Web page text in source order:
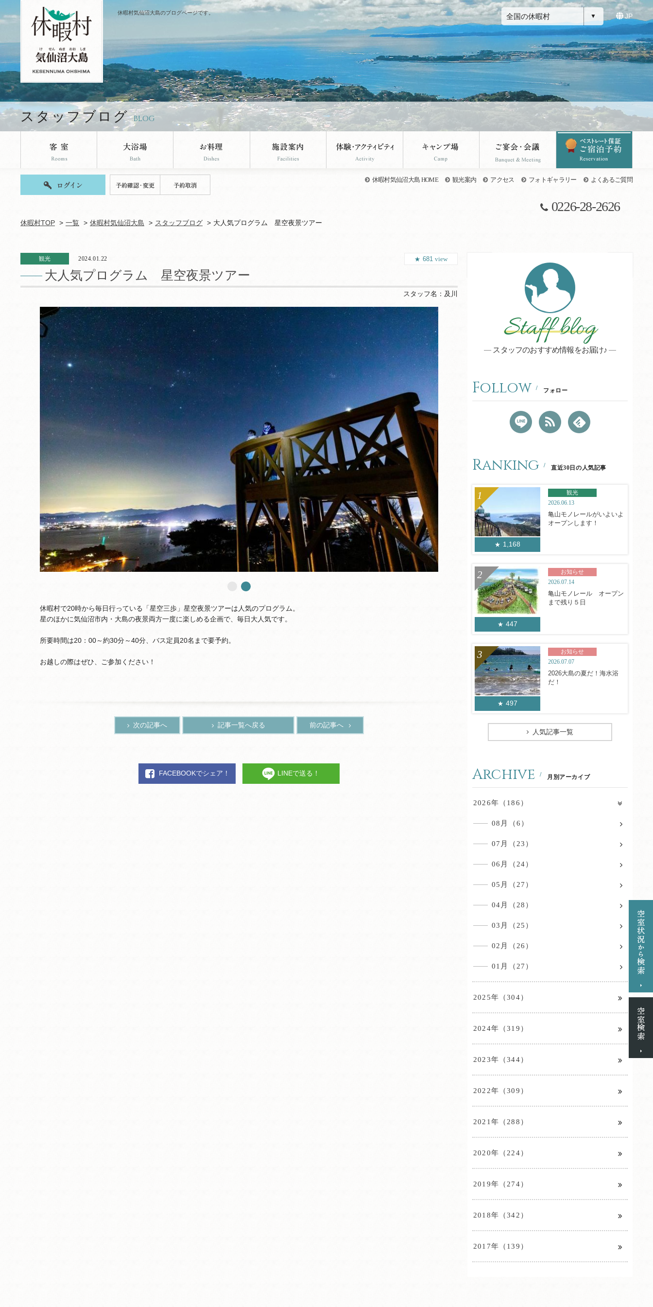
休暇村気仙沼大島のブログページです。 全国の休暇村 JP
スタッフブログ BLOG
休暇村気仙沼大島 HOME 観光案内 アクセス フォトギャラリー よくあるご質問
0226-28-2626
休暇村TOP 一覧 休暇村気仙沼大島 スタッフブログ 大人気プログラム 星空夜景ツアー
観光 2024.01.22
大人気プログラム 星空夜景ツアー
681 view
スタッフ名： 及川
休暇村で20時から毎日行っている「星空三歩」星空夜景ツアーは人気のプログラム。
星のほかに気仙沼市内・大島の夜景両方一度に楽しめる企画で、毎日大人気です。
所要時間は20：00～約30分～40分、バス定員20名まで要予約。
お越しの際はぜひ、ご参加ください！
次の記事へ 記事一覧へ戻る 前の記事へ
FACEBOOKでシェア！ LINEで送る！
Staff blog
スタッフのおすすめ情報をお届け♪
Follow フォロー
Ranking 直近30日の人気記事
1,168
観光
2026.06.13
亀山モノレールがいよいよ
オープンします！
447
お知らせ
2026.07.14
亀山モノレール オープン
まで残り５日
497
お知らせ
2026.07.07
2026大島の夏だ！海水浴
だ！
人気記事一覧
Archive 月別アーカイブ
2026年（186）
08月（6）
07月（23）
06月（24）
05月（27）
04月（28）
03月（25）
02月（26）
01月（27）
2025年（304）
2024年（319）
2023年（344）
2022年（309）
2021年（288）
2020年（224）
2019年（274）
2018年（342）
2017年（139）